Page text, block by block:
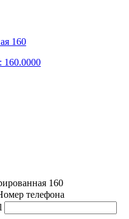
160
160.0000
160
телефона